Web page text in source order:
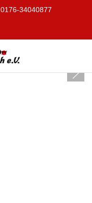
0176-34040877